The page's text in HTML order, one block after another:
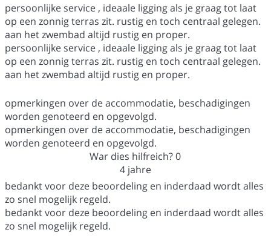
persoonlijke service , ideaale ligging als je graag tot laat
op een zonnig terras zit. rustig en toch centraal gelegen.
aan het zwembad altijd rustig en proper.
persoonlijke service , ideaale ligging als je graag tot laat
op een zonnig terras zit. rustig en toch centraal gelegen.
aan het zwembad altijd rustig en proper.
opmerkingen over de accommodatie, beschadigingen
worden genoteerd en opgevolgd.
opmerkingen over de accommodatie, beschadigingen
worden genoteerd en opgevolgd.
War dies hilfreich?0
4 jahre
bedankt voor deze beoordeling en inderdaad wordt alles
zo snel mogelijk regeld.
bedankt voor deze beoordeling en inderdaad wordt alles
zo snel mogelijk regeld.